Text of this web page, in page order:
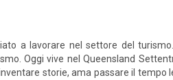
a lavorare nel settore del
Oggi vive nel Queensland
storie, ama passare il tempo